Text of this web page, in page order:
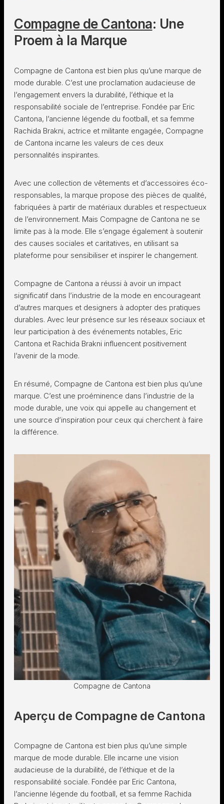
Compagne de Cantona: Une
Proem à la Marque
Compagne de Cantona est bien plus qu’une marque de
mode durable. C’est une proclamation audacieuse de
l’engagement envers la durabilité, l’éthique et la
responsabilité sociale de l’entreprise. Fondée par Eric
Cantona, l’ancienne légende du football, et sa femme
Rachida Brakni, actrice et militante engagée, Compagne
de Cantona incarne les valeurs de ces deux
personnalités inspirantes.
Avec une collection de vêtements et d’accessoires éco-
responsables, la marque propose des pièces de qualité,
fabriquées à partir de matériaux durables et respectueux
de l’environnement. Mais Compagne de Cantona ne se
limite pas à la mode. Elle s’engage également à soutenir
des causes sociales et caritatives, en utilisant sa
plateforme pour sensibiliser et inspirer le changement.
Compagne de Cantona a réussi à avoir un impact
significatif dans l’industrie de la mode en encourageant
d’autres marques et designers à adopter des pratiques
durables. Avec leur présence sur les réseaux sociaux et
leur participation à des événements notables, Eric
Cantona et Rachida Brakni influencent positivement
l’avenir de la mode.
En résumé, Compagne de Cantona est bien plus qu’une
marque. C’est une proéminence dans l’industrie de la
mode durable, une voix qui appelle au changement et
une source d’inspiration pour ceux qui cherchent à faire
la différence.
Compagne de Cantona
Aperçu de Compagne de Cantona
Compagne de Cantona est bien plus qu’une simple
marque de mode durable. Elle incarne une vision
audacieuse de la durabilité, de l’éthique et de la
responsabilité sociale. Fondée par Eric Cantona,
l’ancienne légende du football, et sa femme Rachida